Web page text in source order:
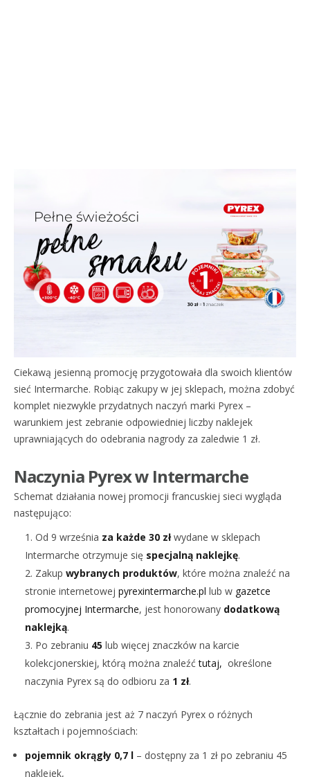
Ciekawą jesienną promocję przygotowała dla swoich klientów
sieć Intermarche. Robiąc zakupy w jej sklepach, można zdobyć
komplet niezwykle przydatnych naczyń marki Pyrex –
warunkiem jest zebranie odpowiedniej liczby naklejek
uprawniających do odebrania nagrody za zaledwie 1 zł.
Naczynia Pyrex w Intermarche
Schemat działania nowej promocji francuskiej sieci wygląda
następująco:
Od 9 września za każde 30 złwydane w sklepach
Intermarche otrzymuje się specjalną naklejkę.
Zakup wybranych produktów, które można znaleźć na
stronie internetowej pyrexintermarche.pl lub w gazetce
promocyjnej Intermarche, jest honorowany dodatkową
naklejką.
Po zebraniu 45 lub więcej znaczków na karcie
kolekcjonerskiej, którą można znaleźć tutaj, określone
naczynia Pyrex są do odbioru za 1 zł.
Łącznie do zebrania jest aż 7 naczyń Pyrex o różnych
kształtach i pojemnościach:
pojemnik okrągły 0,7 l – dostępny za 1 zł po zebraniu 45
naklejek,